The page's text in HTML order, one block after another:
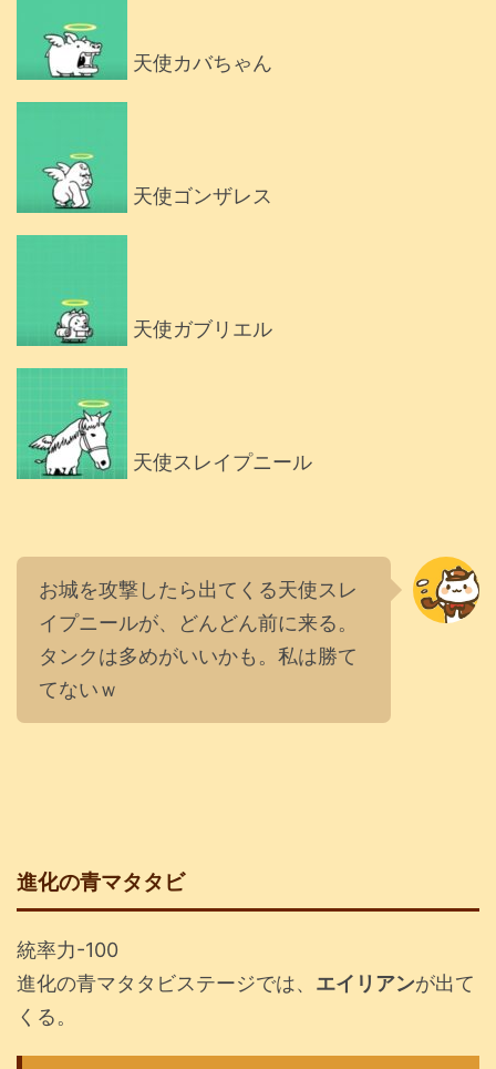
天使カバちゃん
天使ゴンザレス
天使ガブリエル
天使スレイプニール
お城を攻撃したら出てくる天使スレ
イプニールが、どんどん前に来る。
タンクは多めがいいかも。私は勝て
てないｗ
進化の青マタタビ
統率力-100
進化の青マタタビステージでは、 エイリアンが出て
くる。